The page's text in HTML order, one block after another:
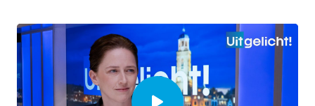
Doneer